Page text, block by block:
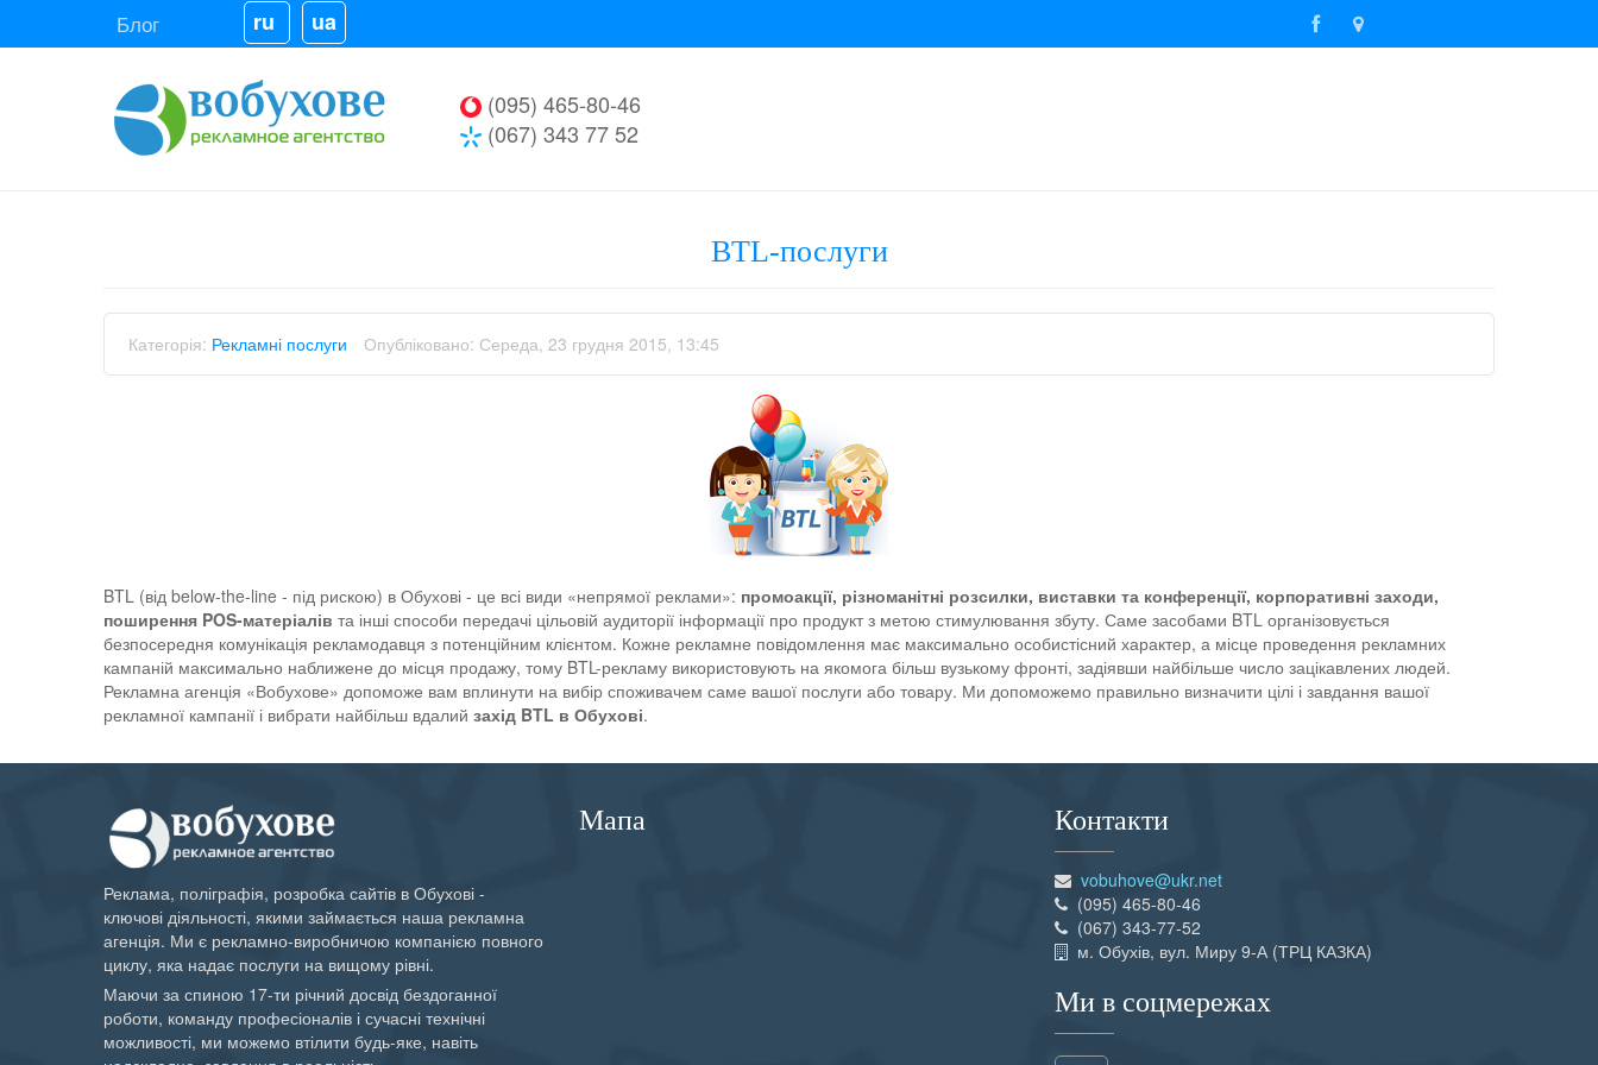
Блог ru ua
(095) 465-80-46
(067) 343 77 52
BTL-послуги
Категорія: Рекламні послуги Опубліковано: Середа, 23 грудня 2015, 13:45
BTL (від below-the-line - під рискою) в Обухові - це всі види «непрямої реклами»: промоакції, різноманітні розсилки, виставки та конференції, корпоративні заходи,
поширення POS-матеріалів та інші способи передачі цільовій аудиторії інформації про продукт з метою стимулювання збуту. Саме засобами BTL організовується
безпосередня комунікація рекламодавця з потенційним клієнтом. Кожне рекламне повідомлення має максимально особистісний характер, а місце проведення рекламних
кампаній максимально наближене до місця продажу, тому BTL-рекламу використовують на якомога більш вузькому фронті, задіявши найбільше число зацікавлених людей.
Рекламна агенція «Вобухове» допоможе вам вплинути на вибір споживачем саме вашої послуги або товару. Ми допоможемо правильно визначити цілі і завдання вашої
рекламної кампанії і вибрати найбільш вдалий захід BTL в Обухові.
Реклама, поліграфія, розробка сайтів в Обухові -
ключові діяльності, якими займається наша рекламна
агенція. Ми є рекламно-виробничою компанією повного
циклу, яка надає послуги на вищому рівні.
Маючи за спиною 17-ти річний досвід бездоганної
роботи, команду професіоналів і сучасні технічні
можливості, ми можемо втілити будь-яке, навіть
Мапа Контакти
vobuhove@ukr.net
(095) 465-80-46
(067) 343-77-52
м. Обухів, вул. Миру 9-А (ТРЦ КАЗКА)
Ми в соцмережах